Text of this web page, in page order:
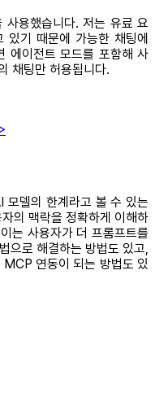
사용했습니다. 저는 유료 요
있기 때문에 가능한 채팅에
에이전트 모드를 포함해 사
채팅만 허용됩니다.
모델의 한계라고 볼 수 있는
의 맥락을 정확하게 이해하
는 사용자가 더 프롬프트를
으로 해결하는 방법도 있고,
연동이 되는 방법도 있